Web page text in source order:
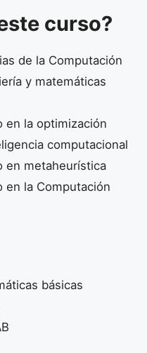
curso?
de la Computación
y matemáticas
en la optimización
computacional
en metaheurística
en la Computación
básicas